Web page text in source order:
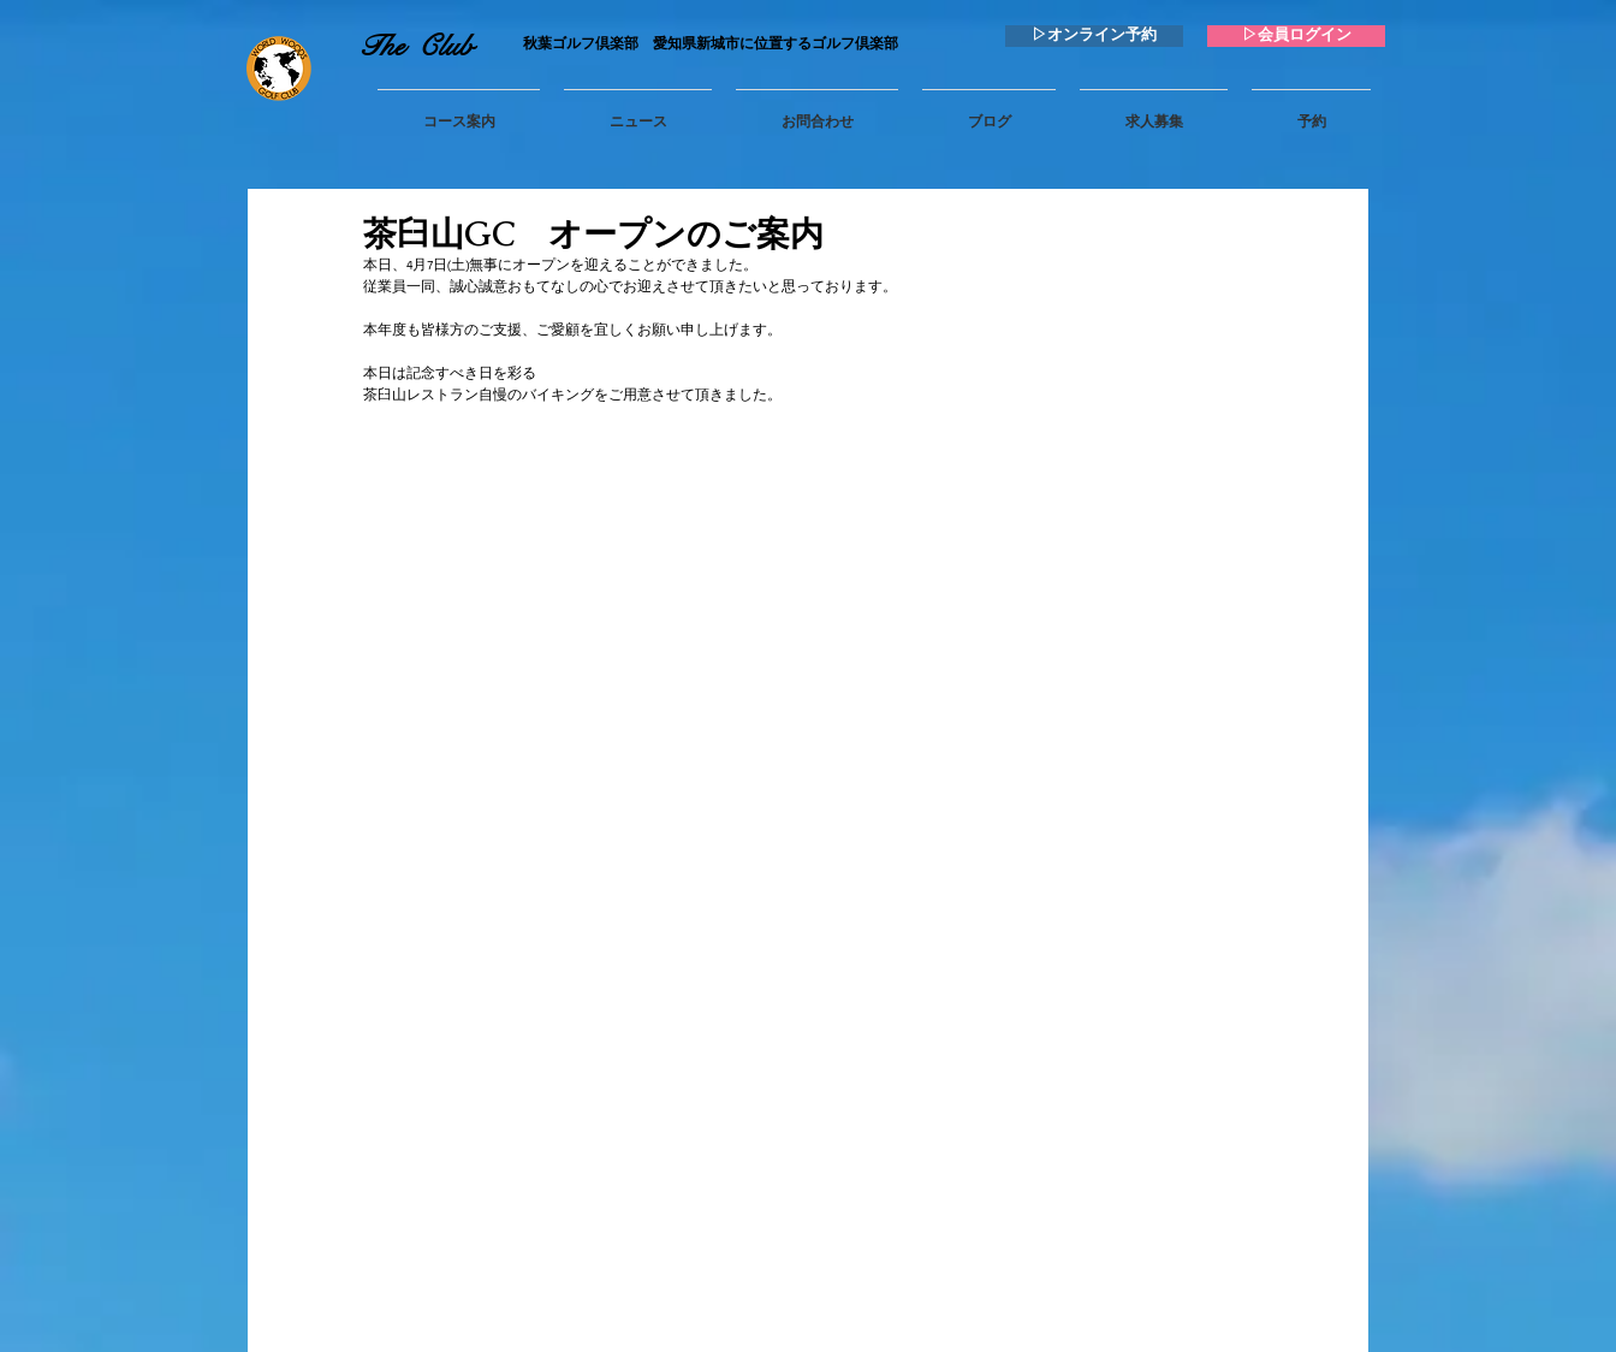
The Club ​秋葉ゴルフ倶楽部 愛知県新城市に位置するゴルフ倶楽部 ▷オンライン予約 ▷会員ログイン
コース案内 ニュース お問合わせ ブログ 求人募集 予約
茶臼山GC オープンのご案内
本日、4月7日(土)無事にオープンを迎えることができました。
従業員一同、誠心誠意おもてなしの心でお迎えさせて頂きたいと思っております。
本年度も皆様方のご支援、ご愛顧を宜しくお願い申し上げます。
本日は記念すべき日を彩る
茶臼山レストラン自慢のバイキングをご用意させて頂きました。